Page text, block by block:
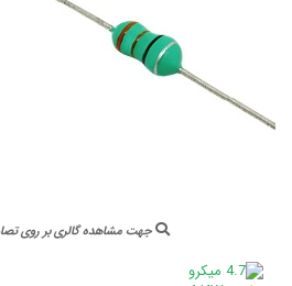
جهت مشاهده گالری بر روی